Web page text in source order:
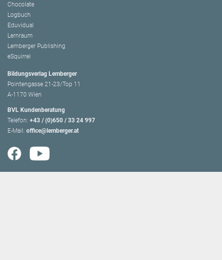
Chocolate
Logbuch
Eduvidual
Lernraum
Lemberger Publishing
eSquirrel
Bildungsverlag Lemberger
Pointengasse 21-23/Top 11
A-1170 Wien
BVL Kundenberatung
Telefon: +43 / (0)650 / 33 24 997
E-Mail: office@lemberger.at